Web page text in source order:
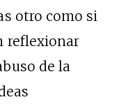
otro como si
reflexionar
de la